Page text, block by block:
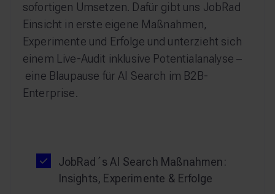
sofortigen Umsetzen. Dafür gibt uns JobRad
Einsicht in erste eigene Maßnahmen,
Experimente und Erfolge und unterzieht sich
einem Live-Audit inklusive Potentialanalyse –
eine Blaupause für AI Search im B2B-
Enterprise.
JobRad´s AI Search Maßnahmen:
Insights, Experimente & Erfolge